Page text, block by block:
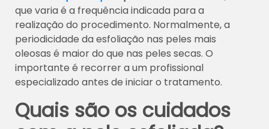
que varia é a frequência indicada para a
realização do procedimento. Normalmente, a
periodicidade da esfoliação nas peles mais
oleosas é maior do que nas peles secas. O
importante é recorrer a um profissional
especializado antes de iniciar o tratamento.
Quais são os cuidados